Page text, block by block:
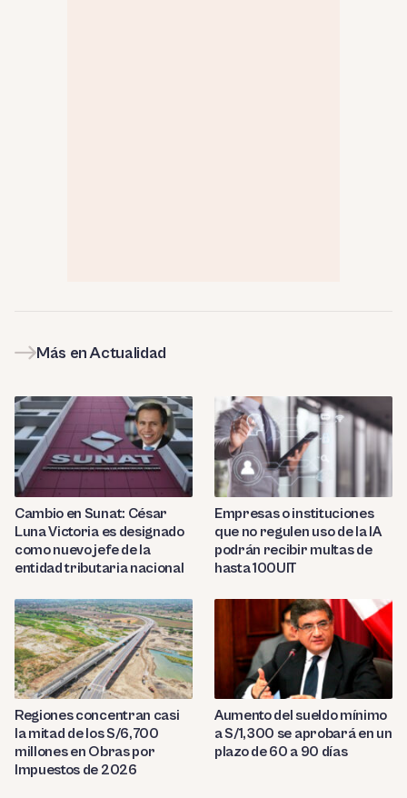
Más en Actualidad
Cambio en Sunat: César
Luna Victoria es designado
como nuevo jefe de la
entidad tributaria nacional
Empresas o instituciones
que no regulen uso de la IA
podrán recibir multas de
hasta 100UIT
Regiones concentran casi
la mitad de los S/6,700
millones en Obras por
Impuestos de 2026
Aumento del sueldo mínimo
a S/1,300 se aprobará en un
plazo de 60 a 90 días